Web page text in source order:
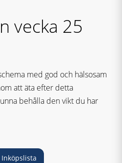
vecka 25
med god och hälsosam
att äta efter detta
behålla den vikt du har
Inköpslista